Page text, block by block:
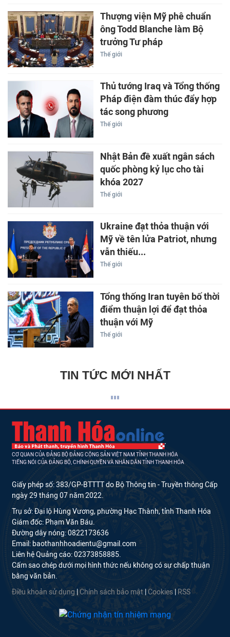
Thượng viện Mỹ phê chuẩn
ông Todd Blanche làm Bộ
trưởng Tư pháp
Thế giới
Thủ tướng Iraq và Tổng thống
Pháp điện đàm thúc đẩy hợp
tác song phương
Thế giới
Nhật Bản đề xuất ngân sách
quốc phòng kỷ lục cho tài
khóa 2027
Thế giới
Ukraine đạt thỏa thuận với
Mỹ về tên lửa Patriot, nhưng
vẫn thiếu...
Thế giới
Tổng thống Iran tuyên bố thời
điểm thuận lợi để đạt thỏa
thuận với Mỹ
Thế giới
TIN TỨC MỚI NHẤT
CƠ QUAN CỦA ĐẢNG BỘ ĐẢNG CỘNG SẢN VIỆT NAM TỈNH THANH HÓA
TIẾNG NÓI CỦA ĐẢNG BỘ, CHÍNH QUYỀN VÀ NHÂN DÂN TỈNH THANH HÓA
Giấy phép số: 383/GP-BTTTT do Bộ Thông tin - Truyền thông Cấp
ngày 29 tháng 07 năm 2022.
Trụ sở: Đại lộ Hùng Vương, phường Hạc Thành, tỉnh Thanh Hóa
Giám đốc: Phạm Văn Báu.
Đường dây nóng: 0822173636
Email: baothanhhoadientu@gmail.com
Liên hệ Quảng cáo: 02373858885.
Cấm sao chép dưới mọi hình thức nếu không có sự chấp thuận
bằng văn bản.
Điều khoản sử dụng Chính sách bảo mật Cookies RSS